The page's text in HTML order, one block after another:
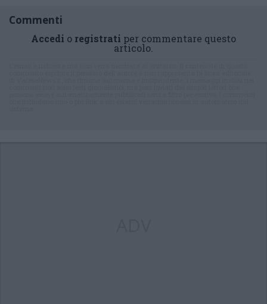
Commenti
Accedi o registrati per commentare questo
articolo.